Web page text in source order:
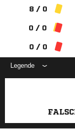
8 / 0
0 / 0
0 / 0
Legende